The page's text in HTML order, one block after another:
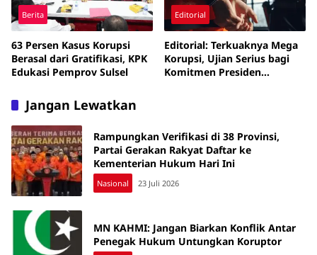
Berita
63 Persen Kasus Korupsi
Berasal dari Gratifikasi, KPK
Edukasi Pemprov Sulsel
Editorial
Editorial: Terkuaknya Mega
Korupsi, Ujian Serius bagi
Komitmen Presiden
Jangan Lewatkan
Rampungkan Verifikasi di 38 Provinsi,
Partai Gerakan Rakyat Daftar ke
Kementerian Hukum Hari Ini
Nasional 23 Juli 2026
MN KAHMI: Jangan Biarkan Konflik Antar
Penegak Hukum Untungkan Koruptor